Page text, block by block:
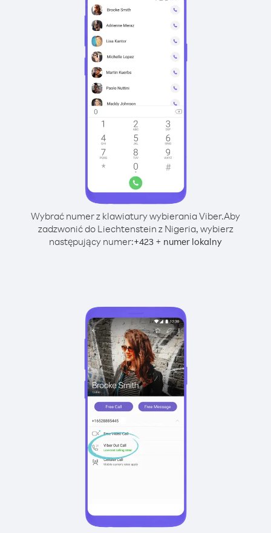
Wybrać numer z klawiatury wybierania Viber.Aby
zadzwonić do Liechtenstein z Nigeria, wybierz
następujący numer:+423 + numer lokalny